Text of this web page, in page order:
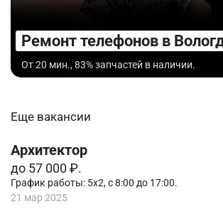
Ремонт телефонов в
От 20 мин., 83% запчастей в наличии.
Еще вакансии
Архитектор
до 57 000 ₽.
График работы: 5х2, с 8:00 до 17:00.
21 мар 2025